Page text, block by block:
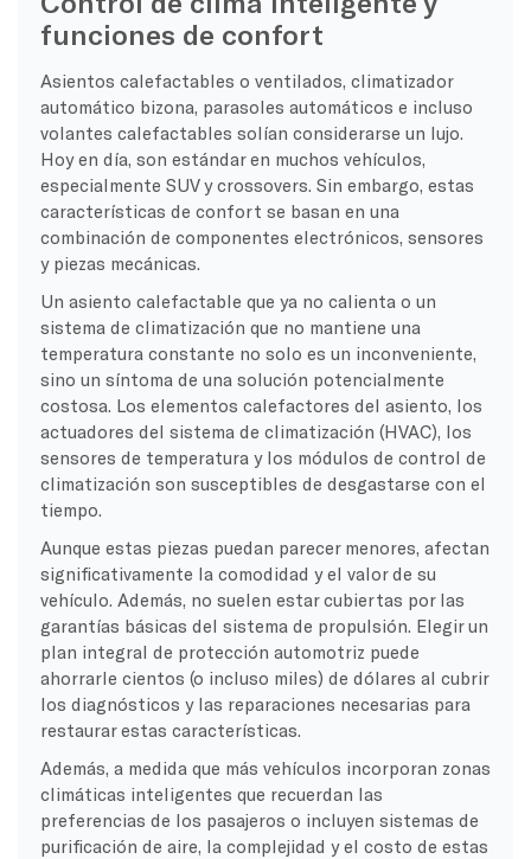
funciones de confort
Asientos calefactables o ventilados, climatizador
automático bizona, parasoles automáticos e incluso
volantes calefactables solían considerarse un lujo.
Hoy en día, son estándar en muchos vehículos,
especialmente SUV y crossovers. Sin embargo, estas
características de confort se basan en una
combinación de componentes electrónicos, sensores
y piezas mecánicas.
Un asiento calefactable que ya no calienta o un
sistema de climatización que no mantiene una
temperatura constante no solo es un inconveniente,
sino un síntoma de una solución potencialmente
costosa. Los elementos calefactores del asiento, los
actuadores del sistema de climatización (HVAC), los
sensores de temperatura y los módulos de control de
climatización son susceptibles de desgastarse con el
tiempo.
Aunque estas piezas puedan parecer menores, afectan
significativamente la comodidad y el valor de su
vehículo. Además, no suelen estar cubiertas por las
garantías básicas del sistema de propulsión. Elegir un
plan integral de protección automotriz puede
ahorrarle cientos (o incluso miles) de dólares al cubrir
los diagnósticos y las reparaciones necesarias para
restaurar estas características.
Además, a medida que más vehículos incorporan zonas
climáticas inteligentes que recuerdan las
preferencias de los pasajeros o incluyen sistemas de
purificación de aire, la complejidad y el costo de estas